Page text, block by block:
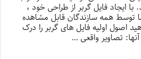
با ایجاد فایل گربر از طراحی خود ،
توسط همه سازندگان قابل مشاهده
اصول اولیه فایل های گربر را درک
آنها: تصاویر واقعی …